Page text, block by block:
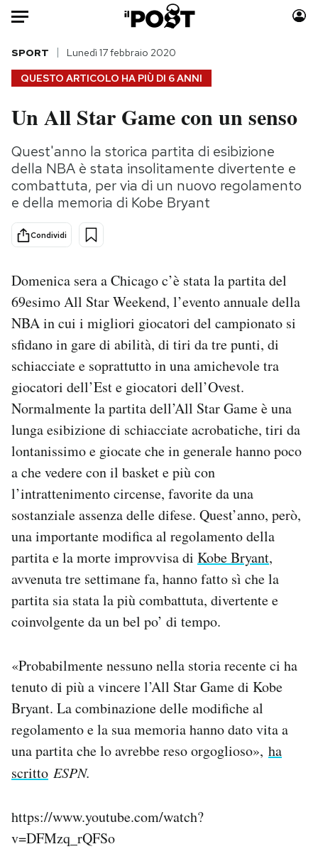
Auto
HOME
Italia
Politica
Tecnologia
Internet
Scienza
Cultura
Sport
Moda
Consumismi
Ok Boomer!
Mondiali calcio 2026
PODCAST
NEWSLETTER
I MIEI PREFERITI
SHOP
CALENDARIO
AREA PERSONALE
Newsletter
Regala il Post
Hai bisogno di aiuto?
Esci
QUESTO ARTICOLO HA PIÙ DI 6 ANNI
SPORT Lunedì 17 febbraio 2020
Un All Star Game con un senso
Quest'anno la storica partita di esibizione
della NBA è stata insolitamente divertente e
combattuta, per via di un nuovo regolamento
e della memoria di Kobe Bryant
Condividi
Domenica sera a Chicago c’è stata la partita del
69esimo All Star Weekend, l’evento annuale della
NBA in cui i migliori giocatori del campionato si
sfidano in gare di abilità, di tiri da tre punti, di
schiacciate e soprattutto in una amichevole tra
giocatori dell’Est e giocatori dell’Ovest.
Normalmente la partita dell’All Star Game è una
lunga esibizione di schiacciate acrobatiche, tiri da
lontanissimo e giocate che in generale hanno poco
a che vedere con il basket e più con
l’intrattenimento circense, favorite da una
sostanziale assenza delle difese. Quest’anno, però,
una importante modifica al regolamento della
partita e la morte improvvisa di Kobe Bryant,
avvenuta tre settimane fa, hanno fatto sì che la
partita sia stata la più combattuta, divertente e
coinvolgente da un bel po’ di tempo.
«Probabilmente nessuno nella storia recente ci ha
tenuto di più a vincere l’All Star Game di Kobe
Bryant. La combinazione delle modifiche al
regolamento e la sua memoria hanno dato vita a
una partita che lo avrebbe reso orgoglioso», ha
scritto ESPN.
https://www.youtube.com/watch?
v=DFMzq_rQFSo